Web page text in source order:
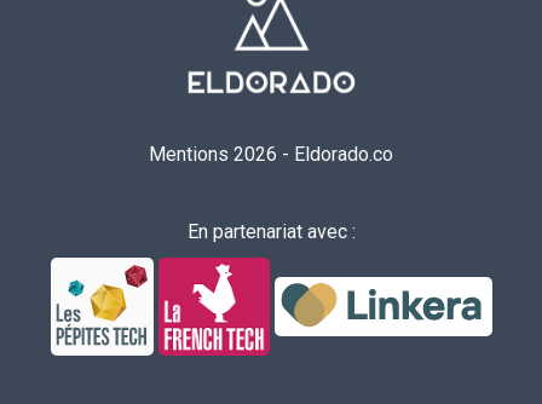
Mentions 2026 - Eldorado.co
En partenariat avec :